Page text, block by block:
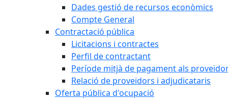
Dades gestió de recursos econòmics
Compte General
Contractació pública
Licitacions i contractes
Perfil de contractant
Període mitjà de pagament als
Relació de proveïdors i adjudicataris
Oferta pública d'ocupació